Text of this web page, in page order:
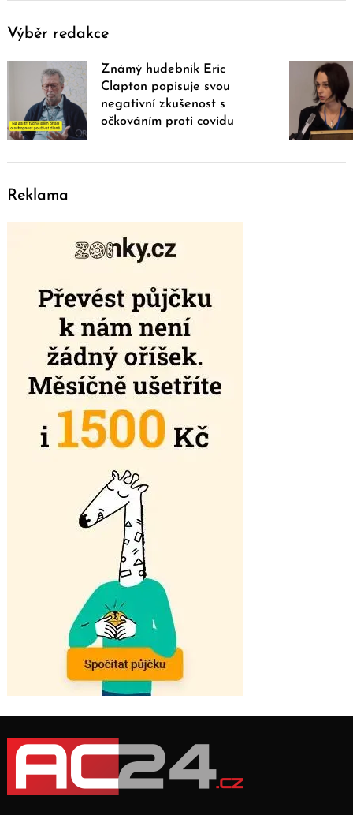
Výběr redakce
Známý hudebník Eric
Clapton popisuje svou
negativní zkušenost s
očkováním proti covidu
Reklama